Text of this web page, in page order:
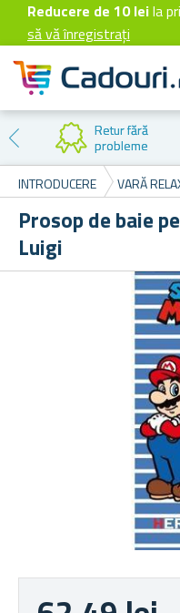
Reducere de 10 leila
să vă înregistrați
Retur fără
probleme
INTRODUCERE
VARĂ
Prosop de baie
Luigi